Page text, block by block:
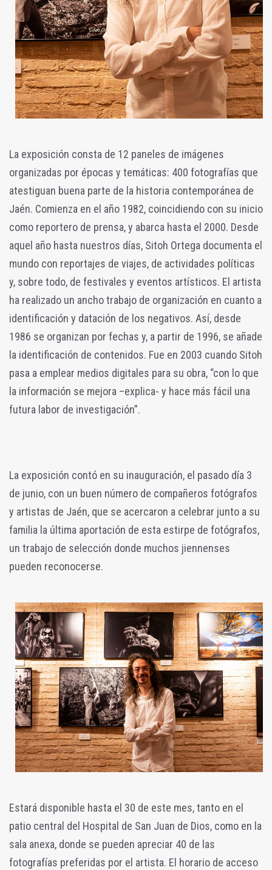
La exposición consta de 12 paneles de imágenes
organizadas por épocas y temáticas: 400 fotografías que
atestiguan buena parte de la historia contemporánea de
Jaén. Comienza en el año 1982, coincidiendo con su inicio
como reportero de prensa, y abarca hasta el 2000. Desde
aquel año hasta nuestros días, Sitoh Ortega documenta el
mundo con reportajes de viajes, de actividades políticas
y, sobre todo, de festivales y eventos artísticos. El artista
ha realizado un ancho trabajo de organización en cuanto a
identificación y datación de los negativos. Así, desde
1986 se organizan por fechas y, a partir de 1996, se añade
la identificación de contenidos. Fue en 2003 cuando Sitoh
pasa a emplear medios digitales para su obra, “con lo que
la información se mejora –explica- y hace más fácil una
futura labor de investigación”.
La exposición contó en su inauguración, el pasado día 3
de junio, con un buen número de compañeros fotógrafos
y artistas de Jaén, que se acercaron a celebrar junto a su
familia la última aportación de esta estirpe de fotógrafos,
un trabajo de selección donde muchos jiennenses
pueden reconocerse.
Estará disponible hasta el 30 de este mes, tanto en el
patio central del Hospital de San Juan de Dios, como en la
sala anexa, donde se pueden apreciar 40 de las
fotografías preferidas por el artista. El horario de acceso